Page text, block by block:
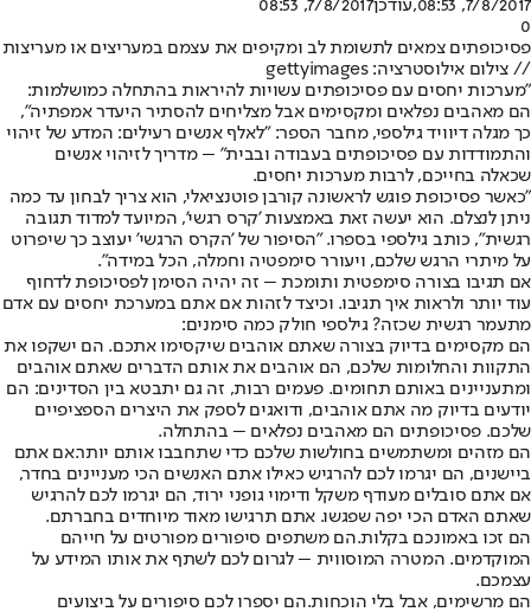
7/8/2017, 08:53
,עודכן7/8/2017, 08:53
0
פסיכופתים צמאים לתשומת לב ומקיפים את עצמם במעריצים או מעריצות
// צילום אילוסטרציה: gettyimages
"מערכות יחסים עם פסיכופתים עשויות להיראות בהתחלה כמושלמות:
הם מאהבים נפלאים ומקסימים אבל מצליחים להסתיר היעדר אמפתיה",
כך מגלה דיוויד גילספי, מחבר הספר: "לאלף אנשים רעילים: המדע של זיהוי
והתמודדות עם פסיכופתים בעבודה ובבית" – מדריך לזיהוי אנשים
שכאלה בחייכם, לרבות מערכות יחסים.
"כאשר פסיכופת פוגש לראשונה קורבן פוטנציאלי, הוא צריך לבחון עד כמה
ניתן לנצלם. הוא יעשה זאת באמצעות 'קרס רגשי', המיועד למדוד תגובה
רגשית", כותב גילספי בספרו. "הסיפור של 'הקרס הרגשי' יעוצב כך שיפרוט
על מיתרי הרגש שלכם, ויעורר סימפטיה וחמלה, הכל במידה".
אם תגיבו בצורה סימפטית ותומכת – זה יהיה הסימן לפסיכופת לדחוף
עוד יותר ולראות איך תגיבו. וכיצד לזהות אם אתם במערכת יחסים עם אדם
מתעמר רגשית שכזה? גילספי חולק כמה סימנים:
הם מקסימים בדיוק בצורה שאתם אוהבים שיקסימו אתכם. הם ישקפו את
התקוות והחלומות שלכם, הם אוהבים את אותם הדברים שאתם אוהבים
ומתעניינים באותם תחומים. פעמים רבות, זה גם יתבטא בין הסדינים: הם
יודעים בדיוק מה אתם אוהבים, ודואגים לספק את היצרים הספציפיים
שלכם. פסיכופתים הם מאהבים נפלאים – בהתחלה.
הם מזהים ומשתמשים בחולשות שלכם כדי שתחבבו אותם יותר.אם אתם
ביישנים, הם יגרמו לכם להרגיש כאילו אתם האנשים הכי מעניינים בחדר,
אם אתם סובלים מעודף משקל ודימוי גופני ירוד, הם יגרמו לכם להרגיש
שאתם האדם הכי יפה שפגשו. אתם תרגישו מאוד מיוחדים בחברתם.
הם זכו באמונכם בקלות.הם משתפים סיפורים מפורטים על חייהם
המוקדמים. המטרה המוסווית – לגרום לכם לשתף את אותו המידע על
עצמכם.
הם מרשימים, אבל בלי הוכחות.הם יספרו לכם סיפורים על ביצועים